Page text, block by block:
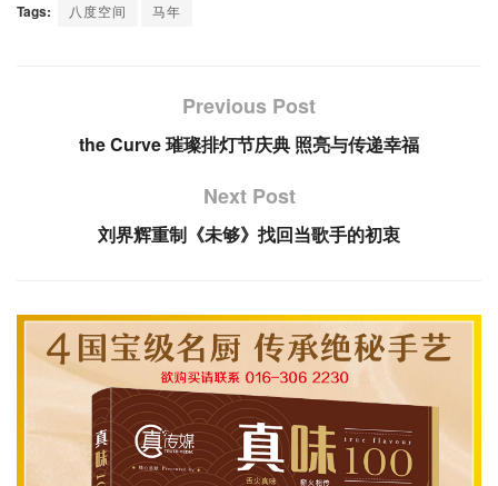
Tags: 八度空间 马年
Previous Post
the Curve 璀璨排灯节庆典 照亮与传递幸福
Next Post
刘界辉重制《未够》找回当歌手的初衷